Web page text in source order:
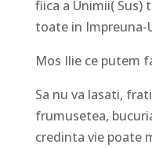
fiica a Unimii( Sus)
toate in Impreuna-
Mos Ilie ce putem
Sa nu va lasati,
frumusetea,
credinta vie poate